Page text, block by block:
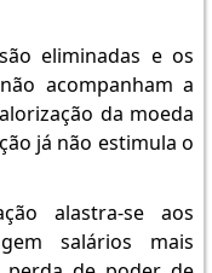
eliminadas e os
acompanham a
da moeda
já não estimula o
alastra-se aos
salários mais